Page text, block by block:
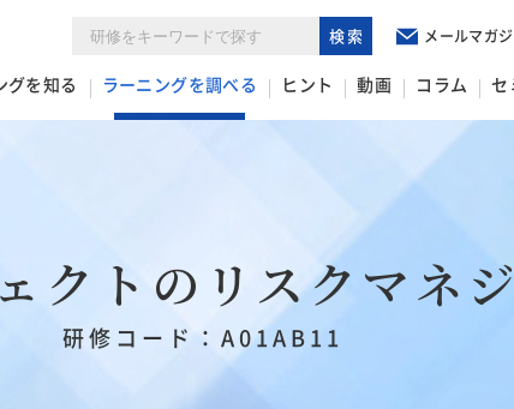
グを知る ラーニングを調べる ヒント 動画 コラム セ
検索 メールマガ
クトのリスクマネ
研修コード：A01AB11